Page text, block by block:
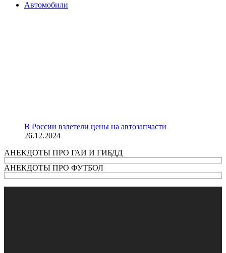
Автомобили
В России взлетели цены на автозапчасти
26.12.2024
АНЕКДОТЫ ПРО ГАИ И ГИБДД
АНЕКДОТЫ ПРО ФУТБОЛ